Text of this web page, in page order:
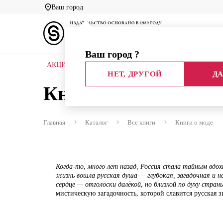
Ваш город
Ваш город ?
НЕТ, ДРУГОЙ
АКЦИИ
Книги о моде
Главная Каталог Все книги Книги о моде
Когда-то, много лет назад, Россия стала тайным
жизнь вошла русская душа — глубокая, загадочная и
сердце — отголоски далёкой, но близкой по духу
мистическую загадочность, которой славится русская